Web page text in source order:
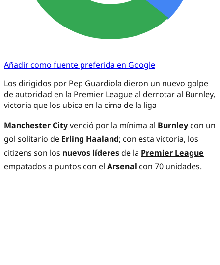
Añadir como fuente preferida en Google
Los dirigidos por Pep Guardiola dieron un nuevo golpe
de autoridad en la Premier League al derrotar al Burnley,
victoria que los ubica en la cima de la liga
Manchester Cityvenció por la mínima al Burnley con un
gol solitario de Erling Haaland; con esta victoria, los
citizens son los nuevos líderesde la Premier League
empatados a puntos con el Arsenal con 70 unidades.